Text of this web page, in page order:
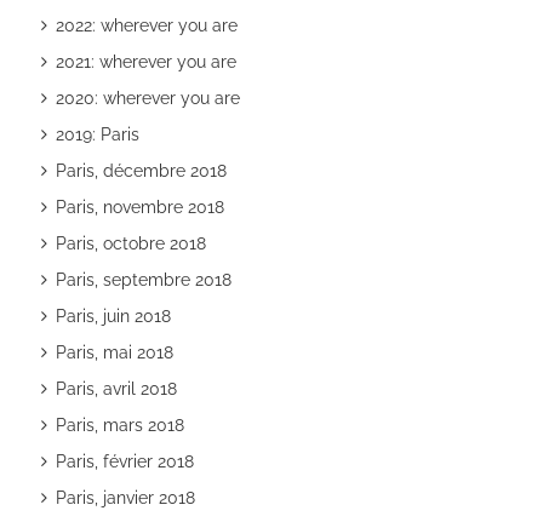
2022: wherever you are
2021: wherever you are
2020: wherever you are
2019: Paris
Paris, décembre 2018
Paris, novembre 2018
Paris, octobre 2018
Paris, septembre 2018
Paris, juin 2018
Paris, mai 2018
Paris, avril 2018
Paris, mars 2018
Paris, février 2018
Paris, janvier 2018